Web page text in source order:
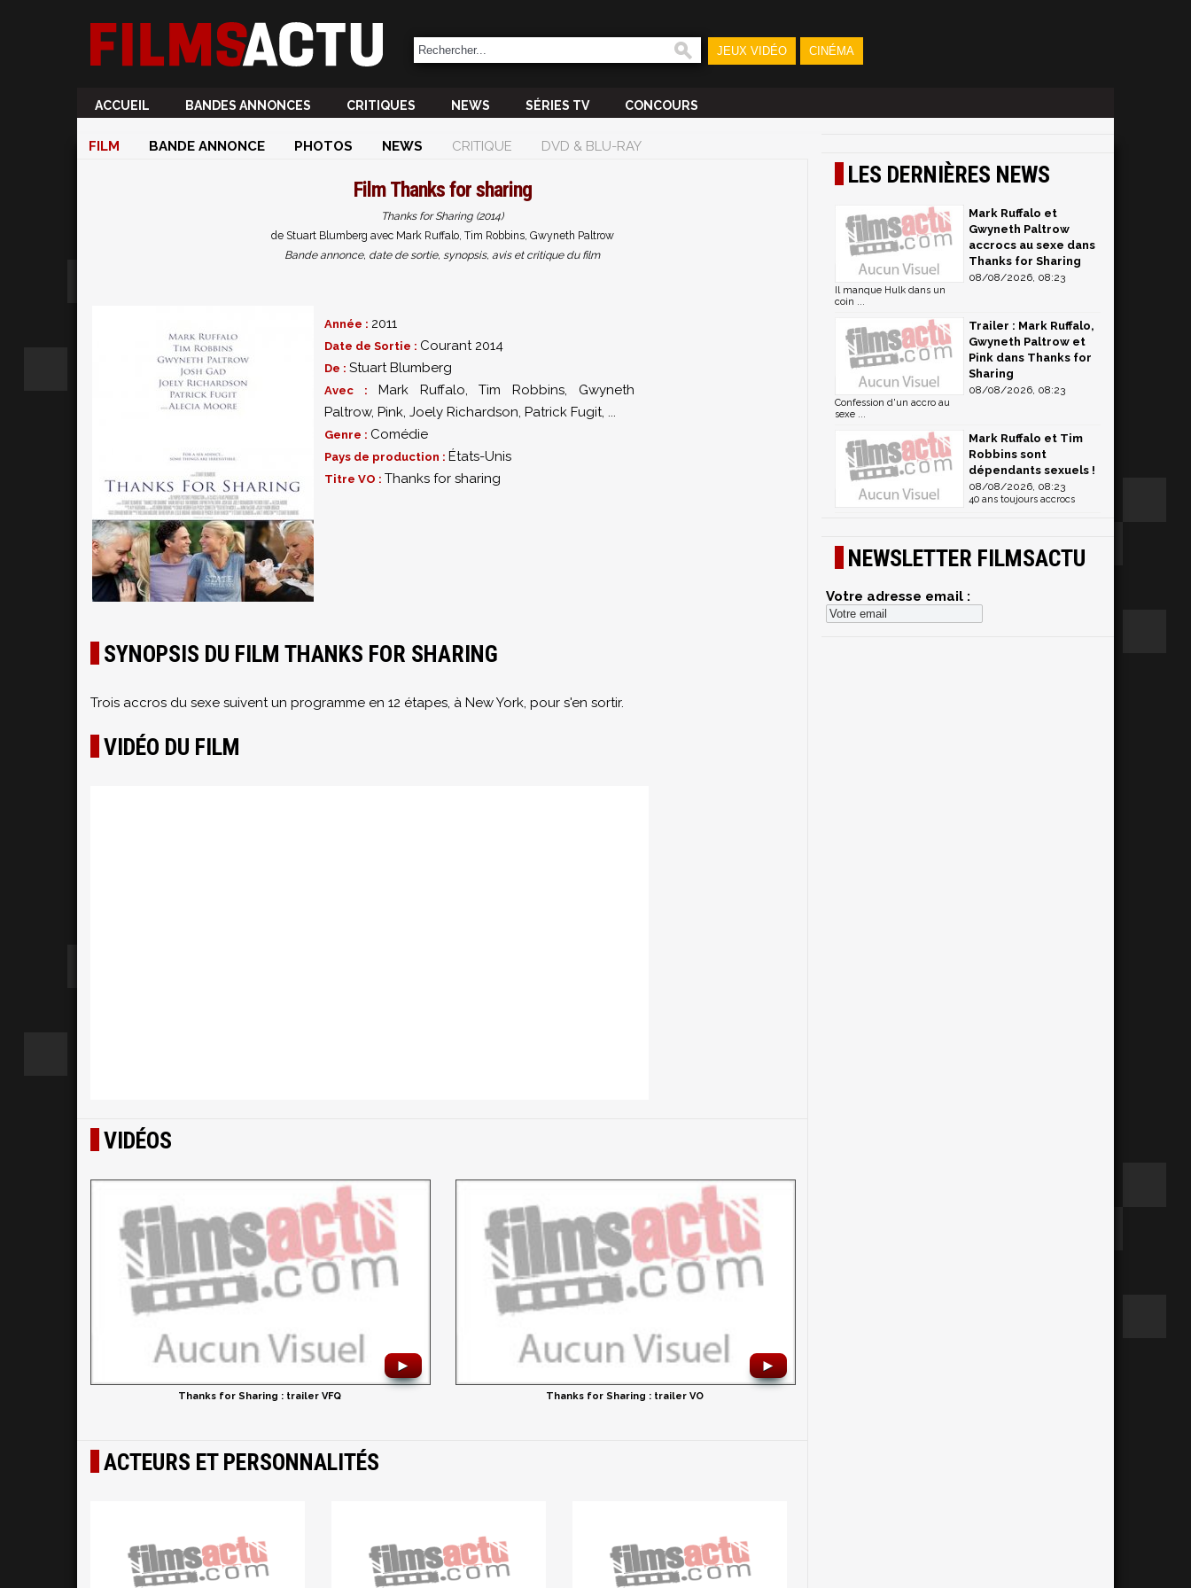
JEUX VIDÉO CINÉMA
ACCUEIL BANDES ANNONCES CRITIQUES NEWS SÉRIES TV CONCOURS
FILM BANDE ANNONCE PHOTOS NEWS CRITIQUE DVD & BLU-RAY
FilmThanks for sharing
Thanks for Sharing (2014)
de Stuart Blumberg avec Mark Ruffalo, Tim Robbins, Gwyneth Paltrow
Bande annonce, date de sortie, synopsis, avis et critique du film
Année : 2011
Date de Sortie : Courant 2014
De : Stuart Blumberg
Avec : Mark Ruffalo,Tim Robbins, Gwyneth
Paltrow, Pink, Joely Richardson, Patrick Fugit, ...
Genre : Comédie
Pays de production : États-Unis
Titre VO : Thanks for sharing
SYNOPSIS DU FILM THANKS FOR SHARING
Trois accros du sexe suivent un programme en 12 étapes, à New York, pour s'en sortir.
VIDÉO DU FILM
VIDÉOS
►
Thanks for Sharing : trailer VFQ
►
Thanks for Sharing : trailer VO
ACTEURS ET PERSONNALITÉS
LES DERNIÈRES NEWS
Mark Ruffalo et
Gwyneth Paltrow
accrocs au sexe dans
Thanks for Sharing
08/08/2026, 08:23
Il manque Hulk dans un
coin ...
Trailer : Mark Ruffalo,
Gwyneth Paltrow et
Pink dans Thanks for
Sharing
08/08/2026, 08:23
Confession d'un accro au
sexe ...
Mark Ruffalo et Tim
Robbins sont
dépendants sexuels !
08/08/2026, 08:23
40 ans toujours accrocs
NEWSLETTER FILMSACTU
Votre adresse email :